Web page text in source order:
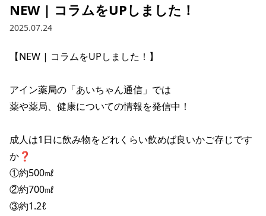
NEW | コラムをUPしました！
2025.07.24
【NEW | コラムをUPしました！】
アイン薬局の「あいちゃん通信」では
薬や薬局、健康についての情報を発信中！
成人は1日に飲み物をどれくらい飲めば良いかご存じです
か❓
①約500㎖
②約700㎖
③約1.2ℓ